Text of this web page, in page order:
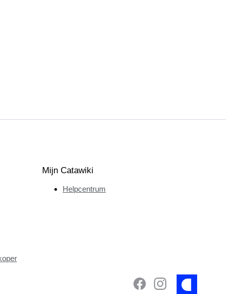
Mijn Catawiki
Helpcentrum